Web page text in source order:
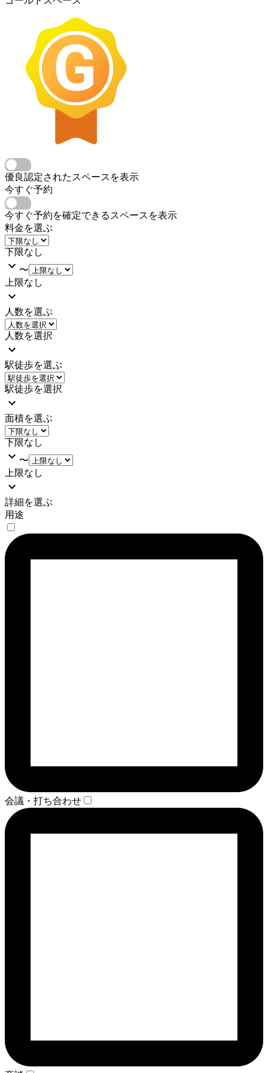
優良認定されたスペースを表示
今すぐ予約
今すぐ予約を確定できるスペースを表示
料金を選ぶ
下限なし
〜
上限なし
人数を選ぶ
人数を選択
駅徒歩を選ぶ
駅徒歩を選択
面積を選ぶ
下限なし
〜
上限なし
詳細を選ぶ
用途
会議・打ち合わせ